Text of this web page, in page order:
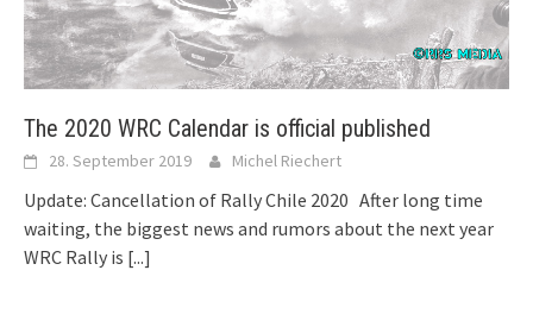
The 2020 WRC Calendar is official published
28. September 2019 Michel Riechert
Update: Cancellation of Rally Chile 2020 After long time
waiting, the biggest news and rumors about the next year
WRC Rally is [...]